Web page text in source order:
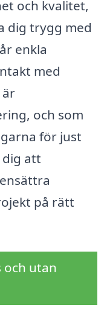
och kvalitet,
dig trygg med
enkla
med
och som
för just
dig att
på rätt
och utan